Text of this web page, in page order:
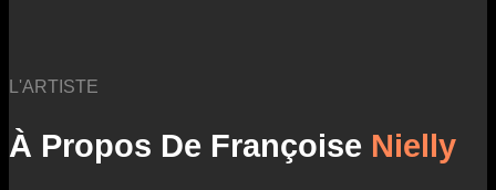
L'ARTISTE
À Propos De Françoise Nielly